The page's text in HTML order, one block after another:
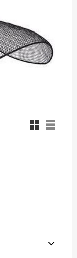
Rutnätsvy
Listvy